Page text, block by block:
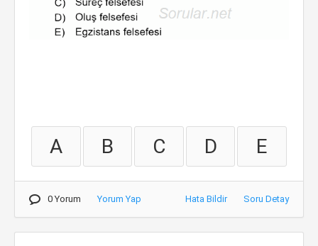
A B C D E
0 Yorum Yorum Yap Hata Bildir Soru Detay